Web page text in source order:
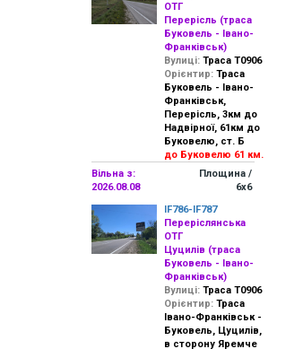
ОТГ
Перерісль (траса
Буковель - Івано-
Франківськ)
Вулиці: Траса Т0906
Орієнтир: Траса
Буковель - Івано-
Франківськ,
Перерісль, 3км до
Надвірної, 61км до
Буковелю, ст. Б
до Буковелю 61 км.
Вільна з:
2026.08.08
Площина /
6х6
IF786-IF787
Переріслянська
ОТГ
Цуцилів (траса
Буковель - Івано-
Франківськ)
Вулиці: Траса Т0906
Орієнтир: Траса
Івано-Франківськ -
Буковель, Цуцилів,
в сторону Яремче